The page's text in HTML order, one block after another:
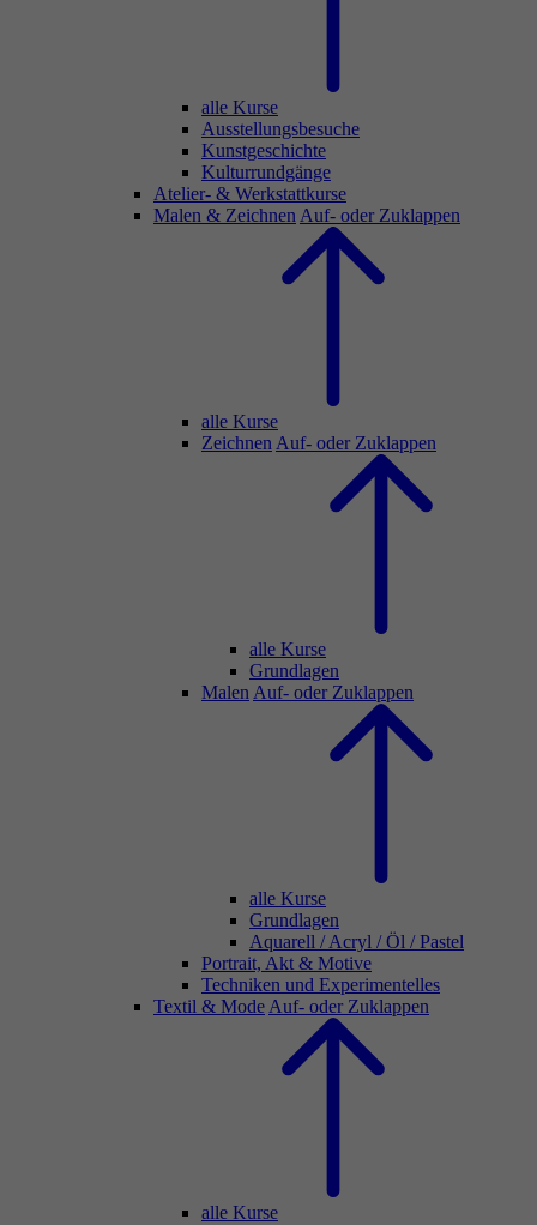
alle Kurse
Ausstellungsbesuche
Kunstgeschichte
Kulturrundgänge
Atelier- & Werkstattkurse
Malen & Zeichnen Auf- oder Zuklappen
alle Kurse
Zeichnen Auf- oder Zuklappen
alle Kurse
Grundlagen
Malen Auf- oder Zuklappen
alle Kurse
Grundlagen
Aquarell / Acryl / Öl / Pastel
Portrait, Akt & Motive
Techniken und Experimentelles
Textil & Mode Auf- oder Zuklappen
alle Kurse